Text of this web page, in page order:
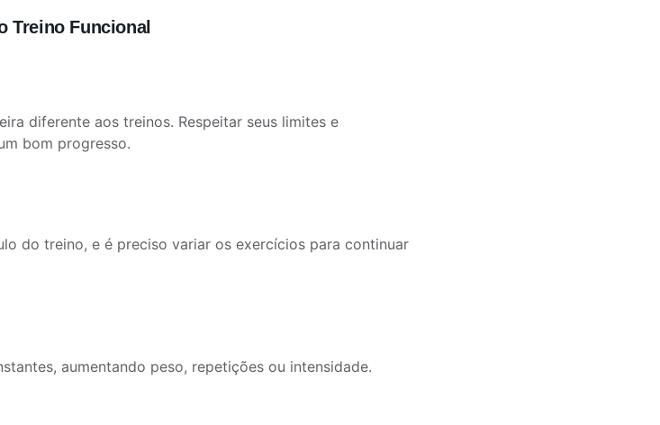
Treino Funcional
diferente aos treinos. Respeitar seus limites e
bom progresso.
do treino, e é preciso variar os exercícios para continuar
aumentando peso, repetições ou intensidade.